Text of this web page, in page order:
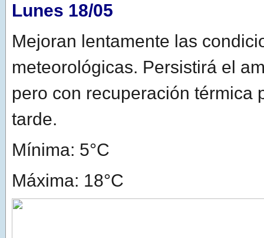
Lunes 18/05
Mejoran lentamente las
meteorológicas. Persistirá el
pero con recuperación térmica
tarde.
Mínima: 5°C
Máxima: 18°C